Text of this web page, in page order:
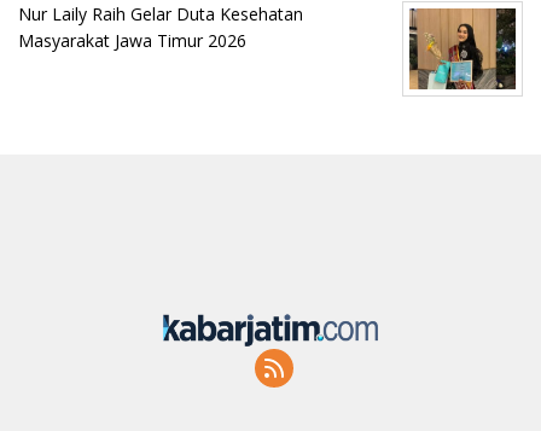
Nur Laily Raih Gelar Duta Kesehatan
Masyarakat Jawa Timur 2026